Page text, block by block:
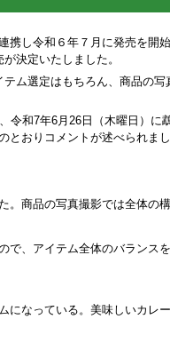
し令和６年７月に発売を開
決定いたしました。
ム選定はもちろん、商品の写
和7年6月26日（木曜日）に
おりコメントが述べられまし
商品の写真撮影では全体の構
、アイテム全体のバランス
なっている。美味しいカレ